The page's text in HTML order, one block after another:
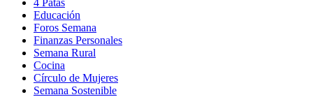
window
new
window
Educación
Foros Semana
Finanzas Personales
Semana Rural
Cocina
Círculo de Mujeres
Semana Sostenible